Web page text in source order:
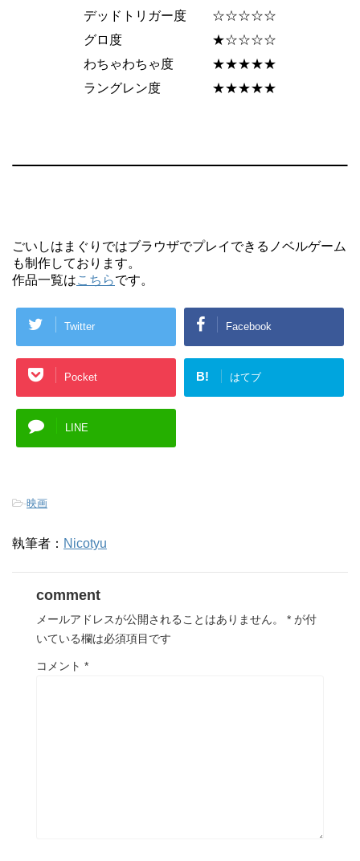
デッドトリガー度 ☆☆☆☆☆
グロ度 ★☆☆☆☆
わちゃわちゃ度 ★★★★★
ラングレン度 ★★★★★
ごいしはまぐりではブラウザでプレイできるノベルゲーム
も制作しております。
作品一覧はこちらです。
Twitter Facebook
Pocket B! はてブ
LINE
-映画
執筆者： Nicotyu
comment
メールアドレスが公開されることはありません。 * が付
いている欄は必須項目です
コメント *